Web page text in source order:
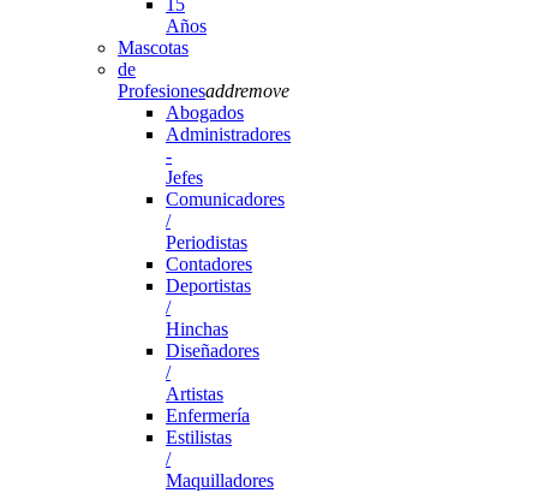
15
Años
Mascotas
de
Profesionesaddremove
Abogados
Administradores
-
Jefes
Comunicadores
/
Periodistas
Contadores
Deportistas
/
Hinchas
Diseñadores
/
Artistas
Enfermería
Estilistas
/
Maquilladores